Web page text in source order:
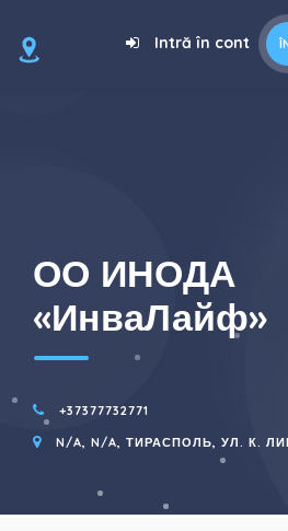
Intră în cont
ОО ИНОДА
«ИнваЛайф»
+37377732771
N/A, N/A, ТИРАСПОЛЬ, УЛ. К.